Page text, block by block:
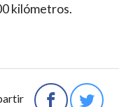
kilómetros.